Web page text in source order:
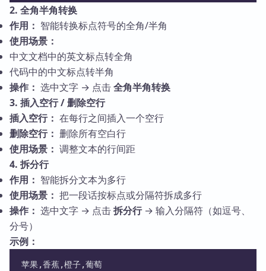
2. 全角半角转换
作用： 智能转换标点符号的全角/半角
使用场景：
中文文档中的英文标点转全角
代码中的中文标点转半角
操作： 选中文字 → 点击全角半角转换
3. 插入空行 / 删除空行
插入空行： 在每行之间插入一个空行
删除空行： 删除所有空白行
使用场景： 调整文本的行间距
4. 拆分行
作用： 智能拆分文本为多行
使用场景： 把一段话按标点或分隔符拆成多行
操作： 选中文字 → 点击拆分行→ 输入分隔符（如逗号、
分号）
示例：
苹果,香蕉,橙子,葡萄